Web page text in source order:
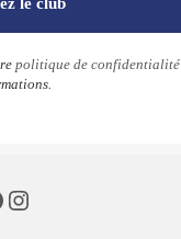
politique de confidentialité
Instagram